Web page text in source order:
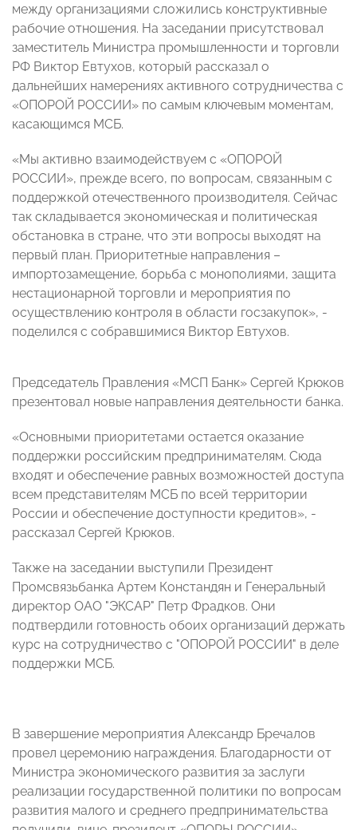
между организациями сложились конструктивные
рабочие отношения. На заседании присутствовал
заместитель Министра промышленности и торговли
РФ Виктор Евтухов, который рассказал о
дальнейших намерениях активного сотрудничества с
«ОПОРОЙ РОССИИ» по самым ключевым моментам,
касающимся МСБ.
«Мы активно взаимодействуем с «ОПОРОЙ
РОССИИ», прежде всего, по вопросам, связанным с
поддержкой отечественного производителя. Сейчас
так складывается экономическая и политическая
обстановка в стране, что эти вопросы выходят на
первый план. Приоритетные направления –
импортозамещение, борьба с монополиями, защита
нестационарной торговли и мероприятия по
осуществлению контроля в области госзакупок», -
поделился с собравшимися Виктор Евтухов.
Председатель Правления «МСП Банк» Сергей Крюков
презентовал новые направления деятельности банка.
«Основными приоритетами остается оказание
поддержки российским предпринимателям. Сюда
входят и обеспечение равных возможностей доступа
всем представителям МСБ по всей территории
России и обеспечение доступности кредитов», -
рассказал Сергей Крюков.
Также на заседании выступили Президент
Промсвязьбанка Артем Констандян и Генеральный
директор ОАО "ЭКСАР" Петр Фрадков. Они
подтвердили готовность обоих организаций держать
курс на сотрудничество с "ОПОРОЙ РОССИИ" в деле
поддержки МСБ.
В завершение мероприятия Александр Бречалов
провел церемонию награждения. Благодарности от
Министра экономического развития за заслуги
реализации государственной политики по вопросам
развития малого и среднего предпринимательства